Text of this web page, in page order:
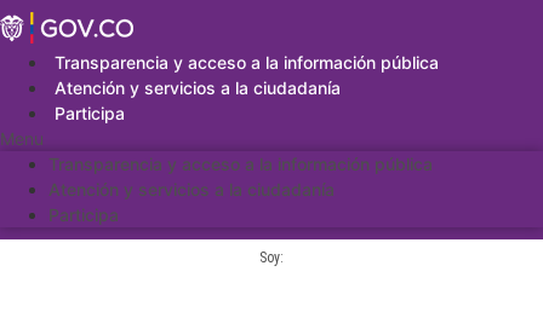
Saltar
al
contenidoTransparencia y acceso a la información pública
Atención y servicios a la ciudadanía
Participa
Menu
Transparencia y acceso a la información pública
Atención y servicios a la ciudadanía
Participa
Soy: